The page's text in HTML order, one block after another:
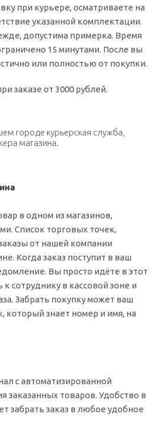
при курьере, осматриваете на
указанной комплектации.
допустима примерка. Время
15 минутами. После вы
или полностью от покупки.
заказе от 3000 рублей.
городе курьерская служба,
магазина.
в одном из магазинов,
Список торговых точек,
от нашей компании
Когда заказ поступит в ваш
Вы просто идёте в этот
сотруднику в кассовой зоне и
Забрать покупку может ваш
который знает номер и имя, на
с автоматизированной
заказанных товаров. Удобство в
забрать заказ в любое удобное